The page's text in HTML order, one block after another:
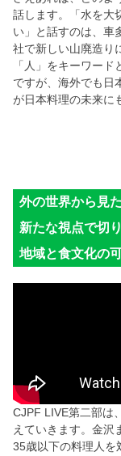
話します。「水を大
い」と話すのは、車
社で新しい山廃造り
「人」をキーワー
ですが、海外でも日
が日本料理の未来に
外の世界から見た
新たな視点で切り
地域と食文化の可
CJPF LIVE第二部は
えていきます。金沢
35歳以下の料理人を